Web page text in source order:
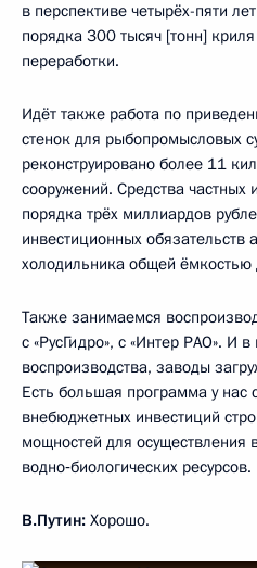
в перспективе четырёх-пяти
порядка 300 тысяч [тонн]
переработки.
Идёт также работа по
стенок для рыбопромысловых
реконструировано более 11
сооружений. Средства частных
порядка трёх миллиардов
инвестиционных обязательств
холодильника общей ёмкостью
Также занимаемся
с «РусГидро», с «Интер РАО». И
воспроизводства, заводы
Есть большая программа у нас
внебюджетных инвестиций
мощностей для осуществления
водно‑биологических ресурсов.
В.Путин: Хорошо.